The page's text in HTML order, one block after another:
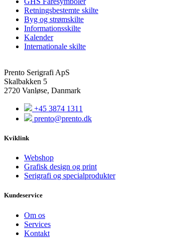
Retningsbestemte skilte
Byg og strømskilte
Informationsskilte
Kalender
Internationale skilte
Prento Serigrafi ApS
Skalbakken 5
2720 Vanløse, Danmark
+45 3874 1311
prento@prento.dk
Kviklink
Webshop
Grafisk design og print
Serigrafi og specialprodukter
Kundeservice
Om os
Services
Kontakt